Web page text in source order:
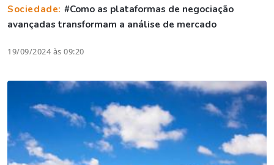
Sociedade: #Como as plataformas de negociação
avançadas transformam a análise de mercado
19/09/2024 às 09:20